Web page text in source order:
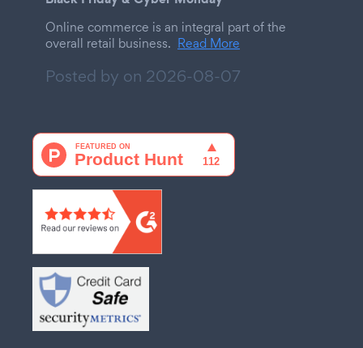
Online commerce is an integral part of the
overall retail business. Read More
Posted by on 2026-08-07